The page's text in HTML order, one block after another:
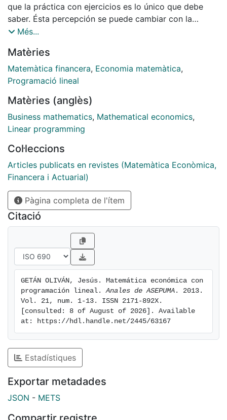
que la práctica con ejercicios es lo único que debe
saber. Ésta percepción se puede cambiar con la
Programación Lineal ya que unimos teoría y práctica y,
situaciones económicas y además, hacemos énfasis en
el uso de las matemáticas como herramienta eﬁcaz en
la mejora de las actividades propias.
Més...
Matèries
Matemàtica financera, Economia matemàtica,
Programació lineal
Matèries (anglès)
Business mathematics, Mathematical economics,
Linear programming
Col·leccions
Articles publicats en revistes (Matemàtica Econòmica,
Financera i Actuarial)
Pàgina completa de l'ítem
Citació
GETÁN OLIVÁN, Jesús. Matemática económica con
programación lineal. Anales de ASEPUMA . 2013.
Vol. 21, num. 1-13. ISSN 2171-892X.
[consulted: 8 of August of 2026]. Available
at: https://hdl.handle.net/2445/63167
Estadístiques
Exportar metadades
JSON - METS